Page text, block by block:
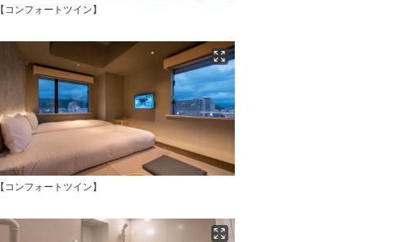
【コンフォートツイン】
【コンフォートツイン】